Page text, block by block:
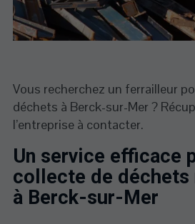
Vous recherchez un ferrailleur
déchets à Berck-sur-Mer ?
l’entreprise à contacter.
Un service efficace
collecte de
à Berck-sur-Mer